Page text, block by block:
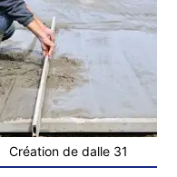
Création de dalle 31